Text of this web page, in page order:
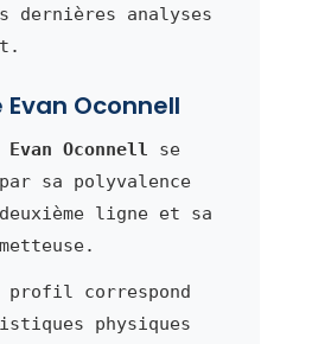
dernières analyses
Oconnell
Evan Oconnell se
sa polyvalence
ligne et sa
profil correspond
physiques